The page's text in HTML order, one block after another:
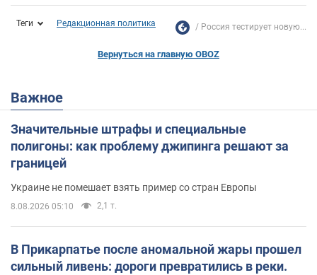
Теги Редакционная политика Россия тестирует новую...
Вернуться на главную OBOZ
Важное
Значительные штрафы и специальные
полигоны: как проблему джипинга решают за
границей
Украине не помешает взять пример со стран Европы
8.08.2026 05:10 2,1 т.
В Прикарпатье после аномальной жары прошел
сильный ливень: дороги превратились в реки.